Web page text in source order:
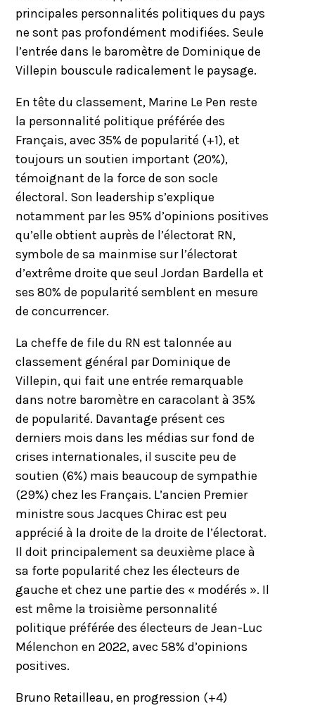
principales personnalités politiques du pays
ne sont pas profondément modifiées. Seule
l’entrée dans le baromètre de Dominique de
Villepin bouscule radicalement le paysage.
En tête du classement, Marine Le Pen reste
la personnalité politique préférée des
Français, avec 35% de popularité (+1), et
toujours un soutien important (20%),
témoignant de la force de son socle
électoral. Son leadership s’explique
notamment par les 95% d’opinions positives
qu’elle obtient auprès de l’électorat RN,
symbole de sa mainmise sur l’électorat
d’extrême droite que seul Jordan Bardella et
ses 80% de popularité semblent en mesure
de concurrencer.
La cheffe de file du RN est talonnée au
classement général par Dominique de
Villepin, qui fait une entrée remarquable
dans notre baromètre en caracolant à 35%
de popularité. Davantage présent ces
derniers mois dans les médias sur fond de
crises internationales, il suscite peu de
soutien (6%) mais beaucoup de sympathie
(29%) chez les Français. L’ancien Premier
ministre sous Jacques Chirac est peu
apprécié à la droite de la droite de l’électorat.
Il doit principalement sa deuxième place à
sa forte popularité chez les électeurs de
gauche et chez une partie des « modérés ». Il
est même la troisième personnalité
politique préférée des électeurs de Jean-Luc
Mélenchon en 2022, avec 58% d’opinions
positives.
Bruno Retailleau, en progression (+4)